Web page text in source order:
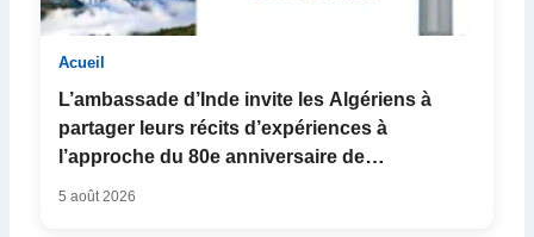
Acueil
L’ambassade d’Inde invite les Algériens à
partager leurs récits d’expériences à
l’approche du 80e anniversaire de
l’Indépendance
5 août 2026